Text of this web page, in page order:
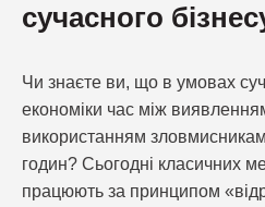
сучасного
Чи знаєте ви, що в умовах
економіки час між
використанням
годин? Сьогодні класичних
працюють за принципом